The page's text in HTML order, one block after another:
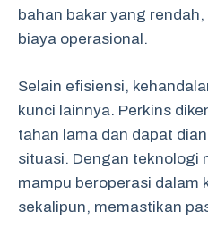
bahan bakar yang
biaya operasional.
Selain efisiensi,
kunci lainnya. Perkins
tahan lama dan dapat
situasi. Dengan teknologi
mampu beroperasi dalam
sekalipun, memastikan